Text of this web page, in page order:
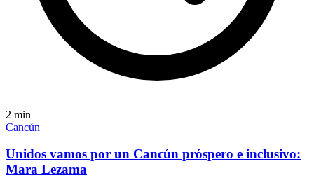
2 min
Cancún
Unidos vamos por un Cancún próspero e inclusivo:
Mara Lezama